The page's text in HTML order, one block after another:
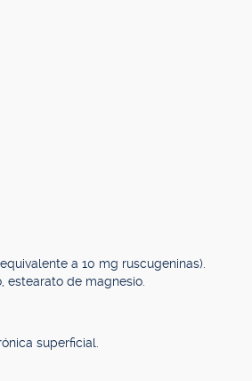
a 10 mg ruscugeninas).
estearato de magnesio.
superficial.